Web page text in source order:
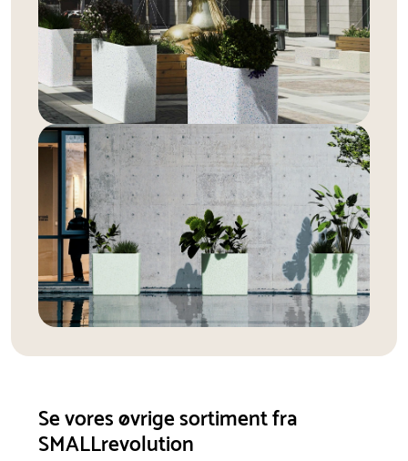
Se vores øvrige sortiment fra
SMALLrevolution